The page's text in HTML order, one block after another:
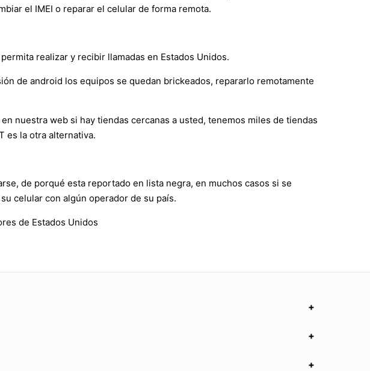
el IMEI o reparar el celular de forma remota.
realizar y recibir llamadas en Estados Unidos.
de android los equipos se quedan brickeados, repararlo remotamente
nuestra web si hay tiendas cercanas a usted, tenemos miles de tiendas
es la otra alternativa.
de porqué esta reportado en lista negra, en muchos casos si se
celular con algún operador de su país.
de Estados Unidos